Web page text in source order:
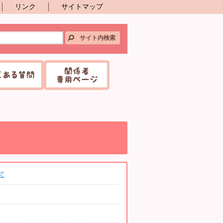
リンク サイトマップ